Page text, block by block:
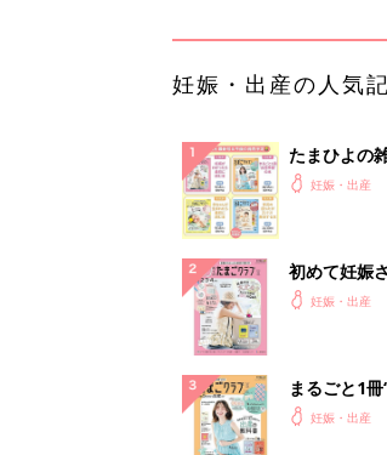
妊娠・出産の人気
たまひよの
妊娠・出産
初めて妊娠
ったら最初
妊娠・出産
まるごと1
クラブ 夏号
妊娠・出産